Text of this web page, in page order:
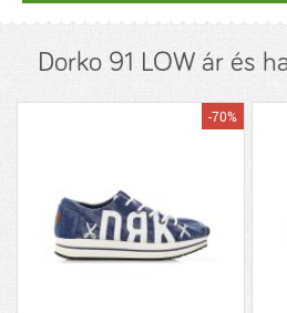
Dorko 91 LOW ár és
-70%